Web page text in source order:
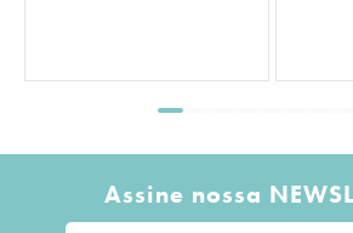
Assine nossa